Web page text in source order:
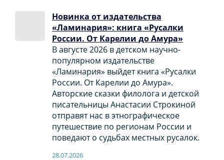
Новинка от издательства
«Ламинария»: книга «Русалки
России. От Карелии до Амура»
В августе 2026 в детском научно-
популярном издательстве
«Ламинария» выйдет книга «Русалки
России. От Карелии до Амура».
Авторские сказки филолога и детской
писательницы Анастасии Строкиной
отправят нас в этнографическое
путешествие по регионам России и
поведают о судьбах местных русалок.
28.07.2026